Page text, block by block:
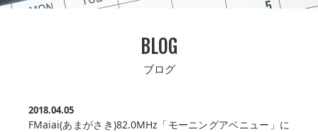
BLOG
ブログ
2018.04.05
FMaiai(あまがさき)82.0MHz「モーニングアベニュー」に